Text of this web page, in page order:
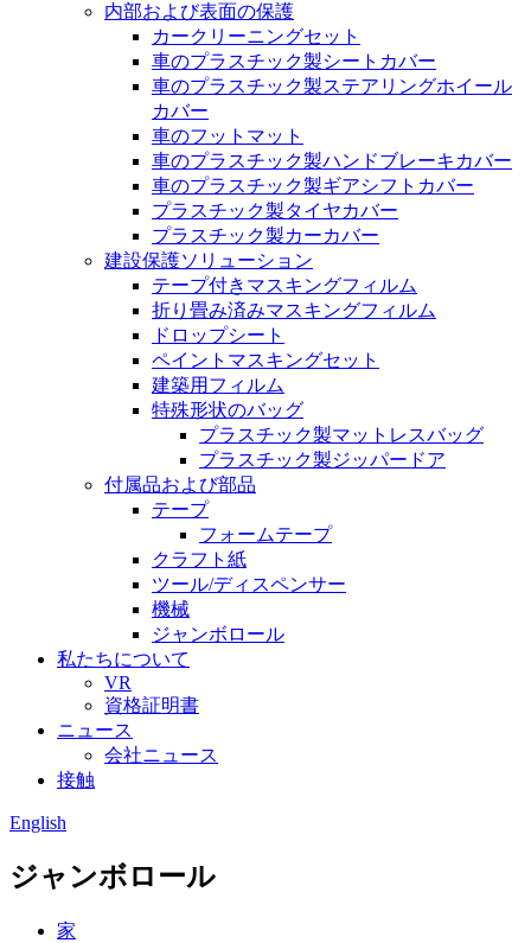
内部および表面の保護
カークリーニングセット
車のプラスチック製シートカバー
車のプラスチック製ステアリングホイール
カバー
車のフットマット
車のプラスチック製ハンドブレーキカバー
車のプラスチック製ギアシフトカバー
プラスチック製タイヤカバー
プラスチック製カーカバー
建設保護ソリューション
テープ付きマスキングフィルム
折り畳み済みマスキングフィルム
ドロップシート
ペイントマスキングセット
建築用フィルム
特殊形状のバッグ
プラスチック製マットレスバッグ
プラスチック製ジッパードア
付属品および部品
テープ
フォームテープ
クラフト紙
ツール/ディスペンサー
機械
ジャンボロール
私たちについて
VR
資格証明書
ニュース
会社ニュース
接触
English
ジャンボロール
家